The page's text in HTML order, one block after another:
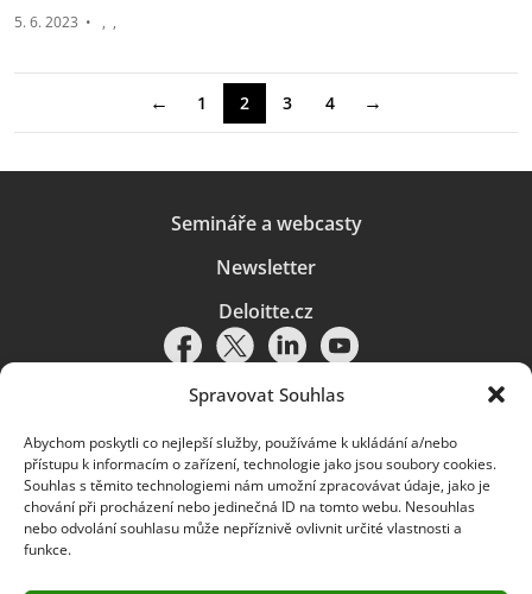
Spravovat Souhlas
Abychom poskytli co nejlepší služby, používáme k ukládání a/nebo
přístupu k informacím o zařízení, technologie jako jsou soubory cookies.
Souhlas s těmito technologiemi nám umožní zpracovávat údaje, jako je
chování při procházení nebo jedinečná ID na tomto webu. Nesouhlas
nebo odvolání souhlasu může nepříznivě ovlivnit určité vlastnosti a
funkce.
5. 6. 2023 •
← 1 2 3 4 →
Semináře a webcasty
Newsletter
Deloitte.cz
Pravidla používání|Ochrana osobních údajů|Soubory cookies |
Deloitte.cz
© 2026. Více informací najdete vPravidlech používání.
Deloitte označuje jednu či více společností globální sítě členských